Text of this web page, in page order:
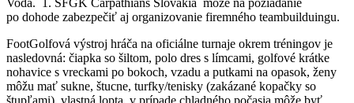
po dohode zabezpečiť aj organizovanie firemného teambuilduingu.
FootGolfová výstroj hráča na oficiálne turnaje okrem tréningov je
nasledovná: čiapka so šiltom, polo dres s límcami, golfové krátke
nohavice s vreckami po bokoch, vzadu a putkami na opasok, ženy
môžu mať sukne, štucne, turfky/tenisky (zakázané kopačky so
štupľami), vlastná lopta, v prípade chladného počasia môže byť